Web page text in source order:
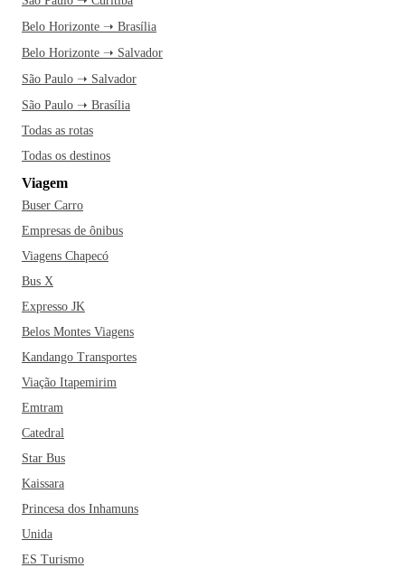
Belo Horizonte ➝ Brasília
Belo Horizonte ➝ Salvador
São Paulo ➝ Salvador
São Paulo ➝ Brasília
Todas as rotas
Todas os destinos
Viagem
Buser Carro
Empresas de ônibus
Viagens Chapecó
Bus X
Expresso JK
Belos Montes Viagens
Kandango Transportes
Viação Itapemirim
Emtram
Catedral
Star Bus
Kaissara
Princesa dos Inhamuns
Unida
ES Turismo